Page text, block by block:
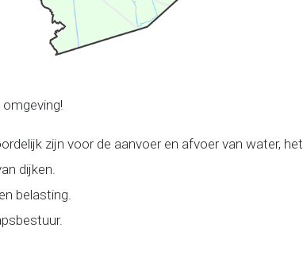
zijn voor de aanvoer en afvoer van water, het
dijken.
belasting.